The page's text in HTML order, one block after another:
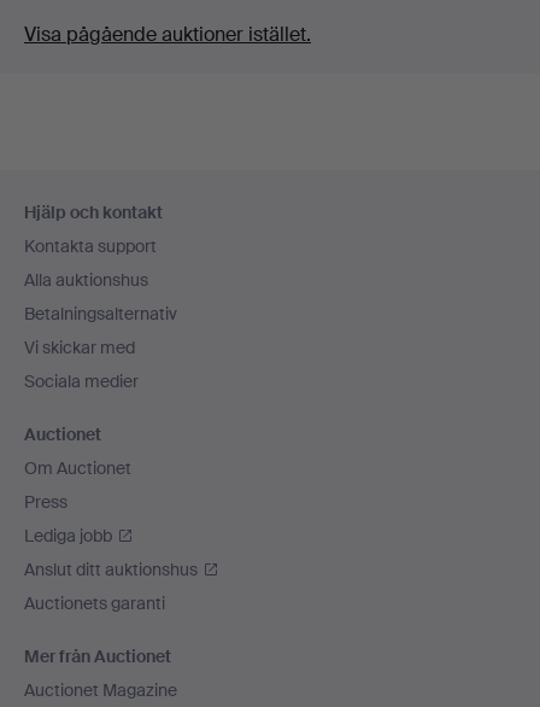
Visa pågående auktioner istället.
Hjälp och kontakt
Kontakta support
Alla auktionshus
Betalningsalternativ
Vi skickar med
Sociala medier
Auctionet
Om Auctionet
Press
Lediga jobb
Anslut ditt auktionshus
Auctionets garanti
Mer från Auctionet
Auctionet Magazine